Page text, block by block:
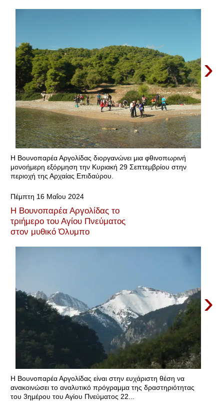
›
Η Βουνοπαρέα Αργολίδας διοργανώνει μια φθινοπωρινή
μονοήμερη εξόρμηση την Κυριακή 29 Σεπτεμβρίου στην
περιοχή της Αρχαίας Επιδαύρου.
Πέμπτη 16 Μαΐου 2024
Η Βουνοπαρέα Αργολίδας το
τριήμερο του Αγίου Πνεύματος
στον μυθικό Όλυμπο
›
Η Βουνοπαρέα Αργολίδας είναι στην ευχάριστη θέση να
ανακοινώσει το αναλυτικό πρόγραμμα της δραστηριότητας
του 3ημέρου του Αγίου Πνεύματος 22...